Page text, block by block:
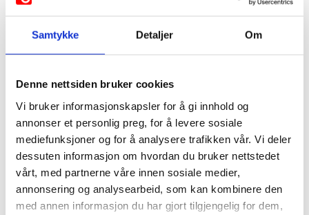
Samtykke Detaljer Om
Denne nettsiden bruker cookies
Vi bruker informasjonskapsler for å gi innhold og
annonser et personlig preg, for å levere sosiale
mediefunksjoner og for å analysere trafikken vår. Vi deler
dessuten informasjon om hvordan du bruker nettstedet
vårt, med partnerne våre innen sosiale medier,
annonsering og analysearbeid, som kan kombinere den
med annen informasjon du har gjort tilgjengelig for dem,
Støttes av:
SP SV AP
Industri- og Næringspartiet